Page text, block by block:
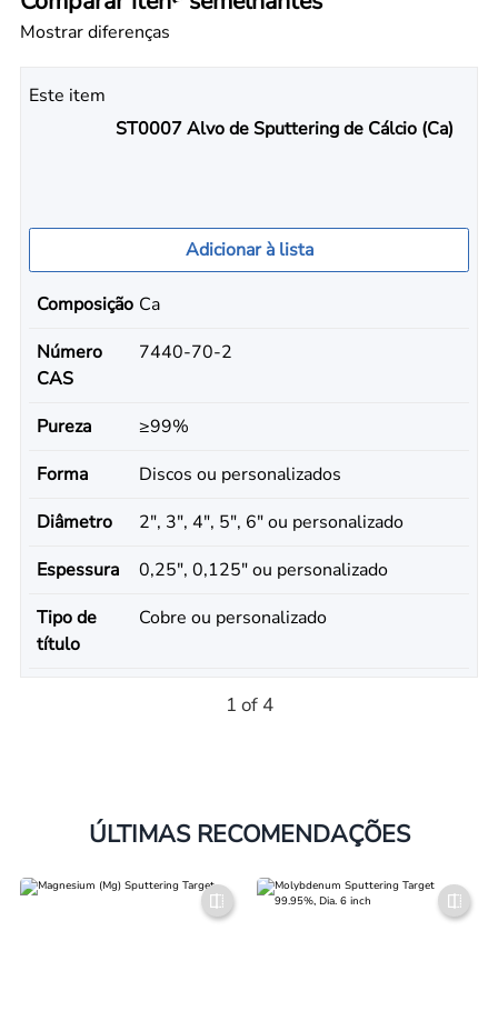
Mostrar diferenças
Este item
ST0007 Alvo de Sputtering de Cálcio (Ca)
Adicionar à lista
Composição Ca
Número
CAS
7440-70-2
Pureza
≥99%
Forma
Discos ou personalizados
Diâmetro
2", 3", 4", 5", 6" ou personalizado
Espessura
0,25", 0,125" ou personalizado
Tipo de
título
Cobre ou personalizado
1 of 4
ÚLTIMAS RECOMENDAÇÕES